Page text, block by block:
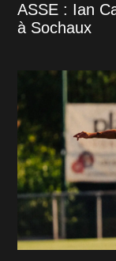
ASSE : Ian
à Sochaux